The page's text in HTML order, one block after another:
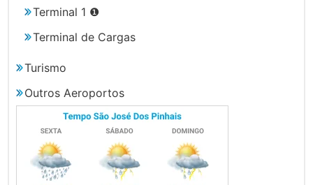
Terminal 1 ❶
Terminal de Cargas
Turismo
Outros Aeroportos